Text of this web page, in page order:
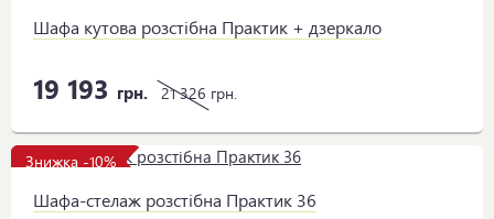
Шафа кутова розстібна Практик + дзеркало
19 193 грн. 21 326 грн.
Знижка -10%
Шафа-стелаж розстібна Практик 36